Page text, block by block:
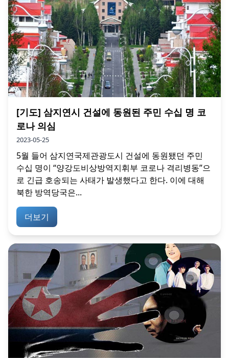
[기도] 삼지연시 건설에 동원된 주민 수십 명 코
로나 의심
2023-05-25
5월 들어 삼지연국제관광도시 건설에 동원됐던 주민
수십 명이 “양강도비상방역지휘부 코로나 격리병동”으
로 긴급 호송되는 사태가 발생했다고 한다. 이에 대해
북한 방역당국은...
더보기